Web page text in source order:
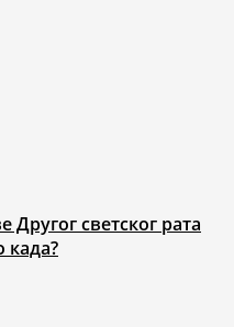
светског рата
када?